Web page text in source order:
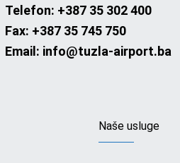
Telefon: +387 35 302 400
Fax: +387 35 745 750
Email: info@tuzla-airport.ba
Naše usluge